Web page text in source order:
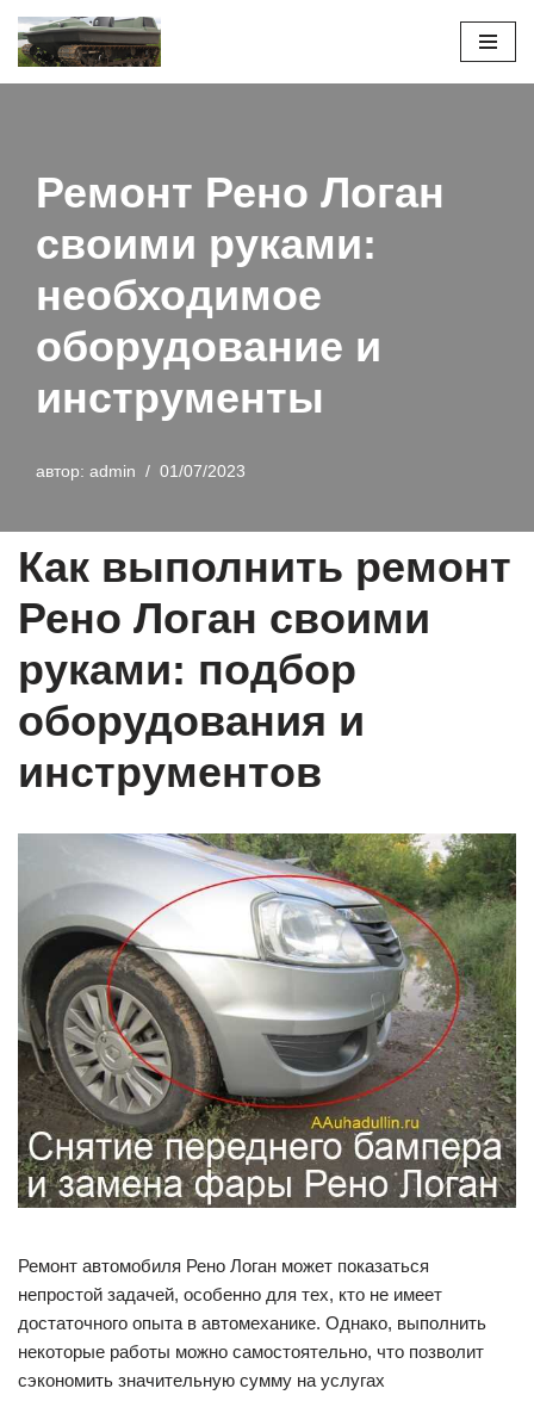
Перейти
Ремонт Рено Логан
своими руками:
необходимое
оборудование и
инструменты
автор: admin 01/07/2023
Как выполнить ремонт
Рено Логан своими
руками: подбор
оборудования и
инструментов
Ремонт автомобиля Рено Логан может показаться
непростой задачей, особенно для тех, кто не имеет
достаточного опыта в автомеханике. Однако, выполнить
некоторые работы можно самостоятельно, что позволит
сэкономить значительную сумму на услугах